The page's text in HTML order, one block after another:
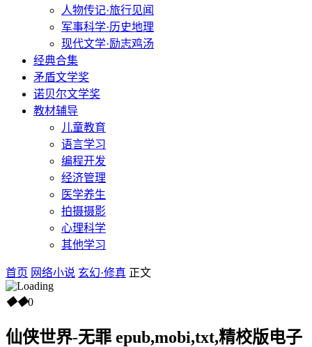
人物传记·旅行见闻
军事科学·历史地理
现代文学·励志鸡汤
经典合集
矛盾文学奖
诺贝尔文学奖
教材辅导
儿童教育
语言学习
编程开发
经济管理
医学养生
拍摄摄影
心理科学
其他学习
首页 网络小说 玄幻·修真 正文
◆◆0
仙侠世界-无罪 epub,mobi,txt,精校版电子